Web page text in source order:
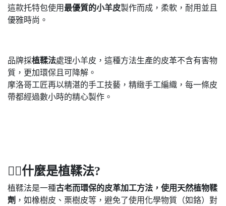
這款托特包使用 最優質的小羊皮製作而成，柔軟，耐用並且
優雅時尚。
品牌採植鞣法處理小羊皮，這種方法生產的皮革不含有害物
質，更加環保且可降解。
摩洛哥工匠再以精湛的手工技藝，精緻手工編織，每一條皮
帶都經過數小時的精心製作。
🙋‍♀️什麼是植鞣法?
植鞣法是一種古老而環保的皮革加工方法，使用天然植物鞣
劑 ，如橡樹皮、栗樹皮等，避免了使用化學物質（如鉻）對